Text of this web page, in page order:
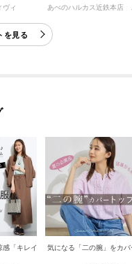
ガにてお知らせ♪
ィ
を見る
感「キレイ服」気になる「二の腕」をカ